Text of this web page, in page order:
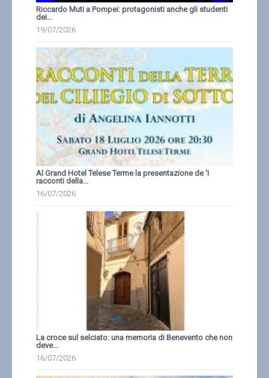
Riccardo Muti a Pompei: protagonisti anche gli studenti
dei...
19/07/2026
Al Grand Hotel Telese Terme la presentazione de 'I
racconti della...
16/07/2026
La croce sul selciato: una memoria di Benevento che non
deve...
16/07/2026